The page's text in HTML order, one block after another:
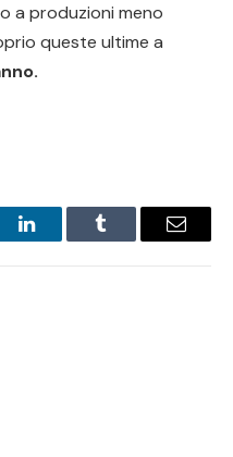
a produzioni meno
queste ultime a
LinkedInTumblr Email